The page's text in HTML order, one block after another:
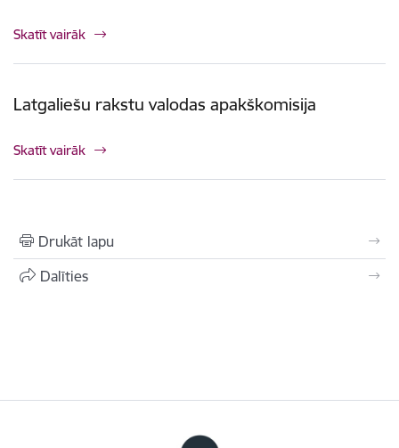
Skatīt vairāk
Latgaliešu rakstu valodas apakškomisija
Skatīt vairāk
Drukāt lapu
Dalīties